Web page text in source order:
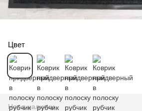
Цвет
Нет в наличии